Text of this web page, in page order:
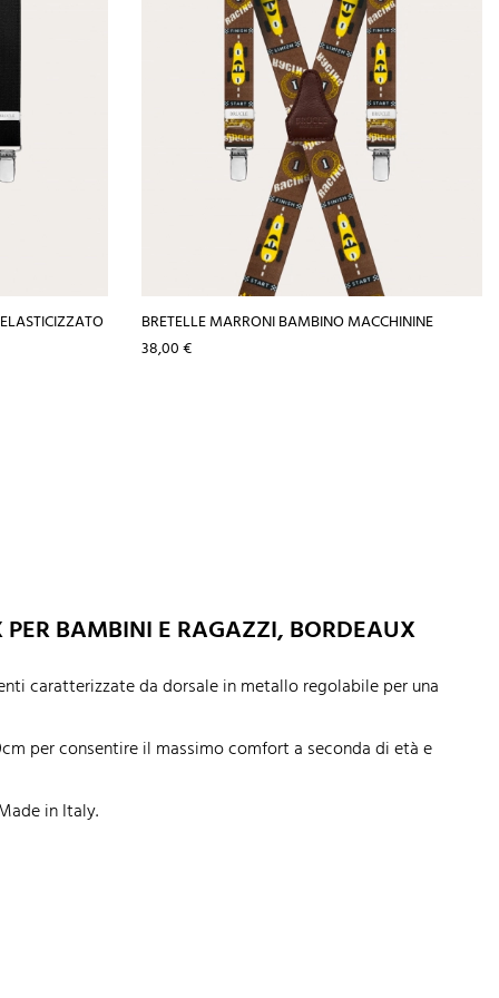
BRETELLE MARRONI BAMBINO MACCHININE
Prezzo
38,00 €
PER BAMBINI E RAGAZZI, BORDEAUX
caratterizzate da dorsale in metallo regolabile per una
per consentire il massimo comfort a seconda di età e
in Italy.